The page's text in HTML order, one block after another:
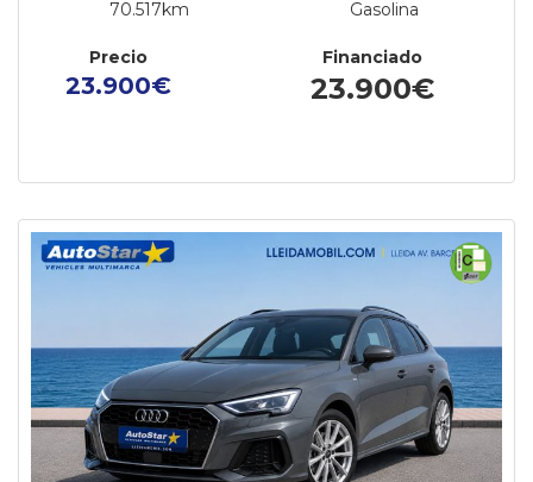
70.517km Gasolina
Precio
23.900€
Financiado
23.900€